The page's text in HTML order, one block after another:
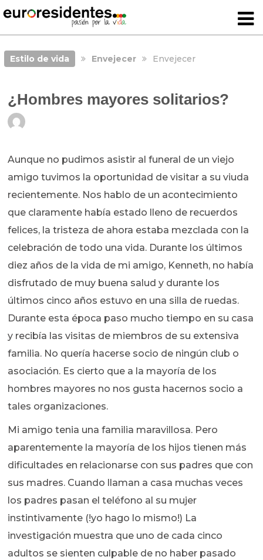
Estilo de vida Envejecer Envejecer
¿Hombres mayores solitarios?
Aunque no pudimos asistir al funeral de un viejo
amigo tuvimos la oportunidad de visitar a su viuda
recientemente. Nos hablo de un acontecimiento
que claramente había estado lleno de recuerdos
felices, la tristeza de ahora estaba mezclada con la
celebración de todo una vida. Durante los últimos
diez años de la vida de mi amigo, Kenneth, no había
disfrutado de muy buena salud y durante los
últimos cinco años estuvo en una silla de ruedas.
Durante esta época paso mucho tiempo en su casa
y recibía las visitas de miembros de su extensiva
familia. No quería hacerse socio de ningún club o
asociación. Es cierto que a la mayoría de los
hombres mayores no nos gusta hacernos socio a
tales organizaciones.
Mi amigo tenia una familia maravillosa. Pero
aparentemente la mayoría de los hijos tienen más
dificultades en relacionarse con sus padres que con
sus madres. Cuando llaman a casa muchas veces
los padres pasan el teléfono al su mujer
instintivamente (!yo hago lo mismo!) La
investigación muestra que uno de cada cinco
adultos se sienten culpable de no haber pasado